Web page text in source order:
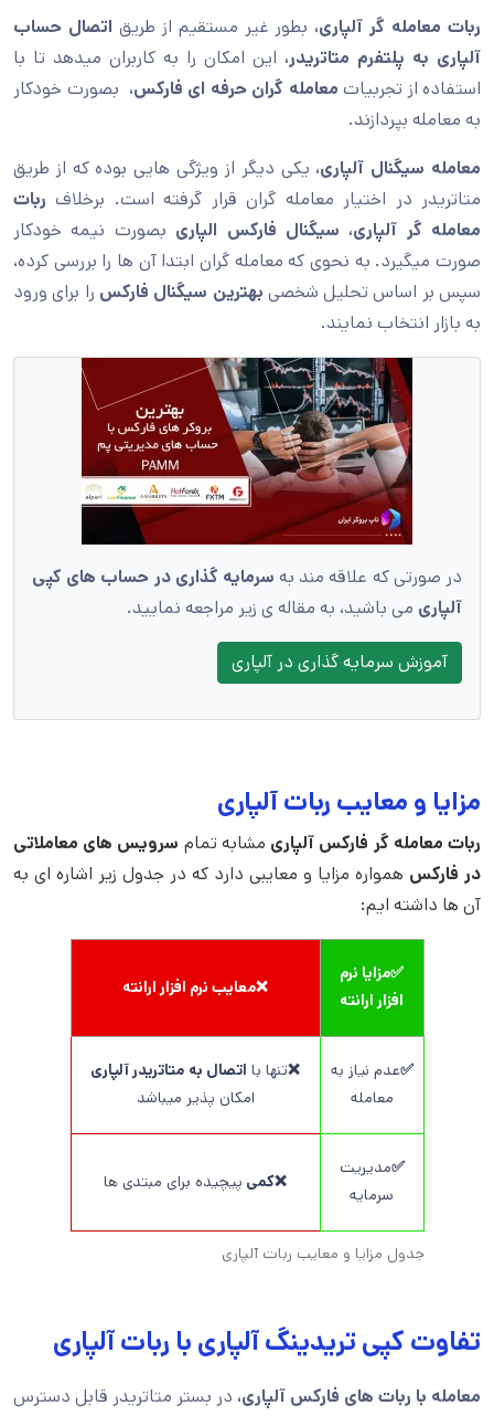
ربات معامله گر آلپاری، بطور غیر مستقیم از طریق اتصال حساب
آلپاری به پلتفرم متاتریدر، این امکان را به کاربران میدهد تا با
استفاده از تجربیات معامله گران حرفه ای فارکس، بصورت خودکار
به معامله بپردازند.
معامله سیگنال آلپاری، یکی دیگر از ویژگی هایی بوده که از طریق
متاتریدر در اختیار معامله گران قرار گرفته است. برخلاف ربات
معامله گر آلپاری، سیگنال فارکس الپاری بصورت نیمه خودکار
صورت میگیرد. به نحوی که معامله گران ابتدا آن ها را بررسی کرده،
سپس بر اساس تحلیل شخصی بهترین سیگنال فارکس را برای ورود
به بازار انتخاب نمایند.
در صورتی که علاقه مند به سرمایه گذاری در حساب های کپی
آلپاری می باشید، به مقاله ی زیر مراجعه نمایید.
آموزش سرمایه گذاری در آلپاری
مزایا و معایب ربات آلپاری
رباتمعامله گر فارکس آلپاری مشابه تمام سرویس های معاملاتی
در فارکس همواره مزایا و معایبی دارد که در جدول زیر اشاره ای به
آن ها داشته ایم:
جدول مزایا و معایب ربات آلپاری
✅مزایا نرم
افزار ارانته
❌معایب نرم افزار ارانته
✅عدم نیاز به
معامله
❌تنها با اتصال به متاتریدر آلپاری
امکان پذیر میباشد
✅مدیریت
سرمایه
❌کمی پیچیده برای مبتدی ها
تفاوت کپی تریدینگ آلپاری با ربات آلپاری
معامله با ربات های فارکس آلپاری، در بستر متاتریدر قابل دسترس